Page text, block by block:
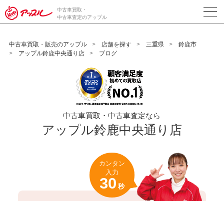
/*ABテスト_新規査定フォームの為のCVボタン*/
中古車買取・
中古車査定のアップル
中古車買取・販売のアップル 店舗を探す 三重県
鈴鹿市
アップル鈴鹿中央通り店
ブログ
中古車買取・中古車査定なら
アップル鈴鹿中央通り店
カンタン
入力
30 秒